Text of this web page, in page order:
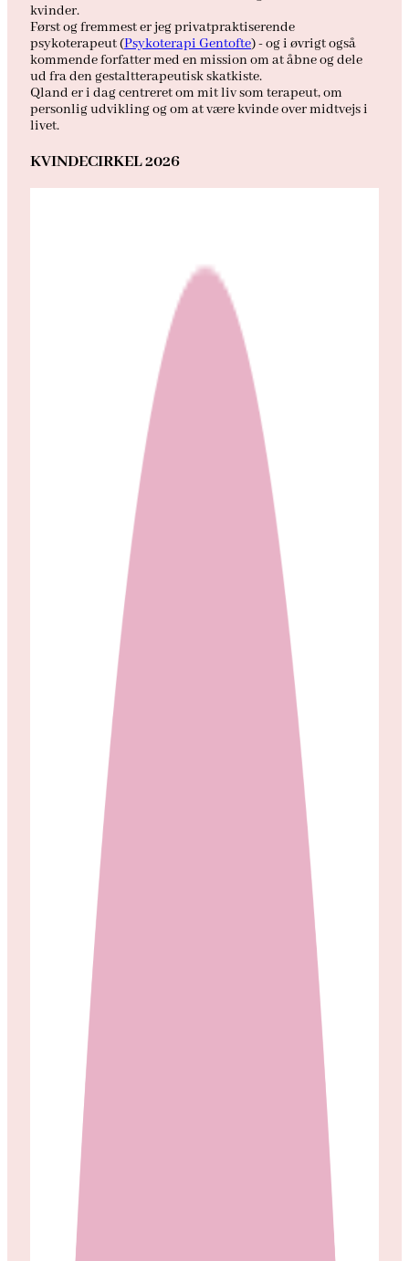
kvinder.
Først og fremmest er jeg privatpraktiserende
psykoterapeut (Psykoterapi Gentofte) - og i øvrigt også
kommende forfatter med en mission om at åbne og dele
ud fra den gestaltterapeutisk skatkiste.
Qland er i dag centreret om mit liv som terapeut, om
personlig udvikling og om at være kvinde over midtvejs i
livet.
KVINDECIRKEL 2026